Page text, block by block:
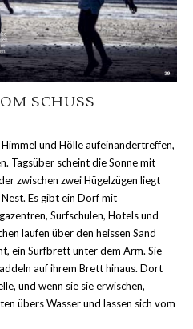
SCHUSS
und Hölle aufeinandertreffen,
Tagsüber scheint die Sonne mit
zwischen zwei Hügelzügen liegt
Es gibt ein Dorf mit
Surfschulen, Hotels und
laufen über den heissen Sand
ein Surfbrett unter dem Arm. Sie
auf ihrem Brett hinaus. Dort
und wenn sie sie erwischen,
übers Wasser und lassen sich vom